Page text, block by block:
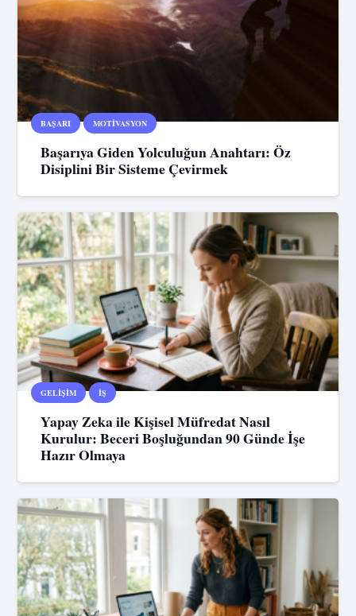
BAŞARI MOTIVASYON
Başarıya Giden Yolculuğun Anahtarı: Öz
Disiplini Bir Sisteme Çevirmek
GELIŞIM İŞ
Yapay Zeka ile Kişisel Müfredat Nasıl
Kurulur: Beceri Boşluğundan 90 Günde İşe
Hazır Olmaya